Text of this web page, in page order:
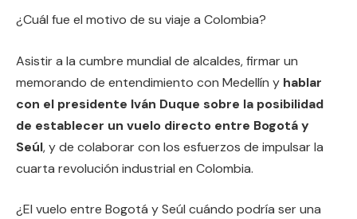
¿Cuál fue el motivo de su viaje a Colombia?
Asistir a la cumbre mundial de alcaldes, firmar un
memorando de entendimiento con Medellín y hablar
con el presidente Iván Duque sobre la posibilidad
de establecer un vuelo directo entre Bogotá y
Seúl, y de colaborar con los esfuerzos de impulsar la
cuarta revolución industrial en Colombia.
¿El vuelo entre Bogotá y Seúl cuándo podría ser una